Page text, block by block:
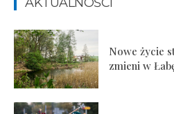
Nowe życie
zmieni w